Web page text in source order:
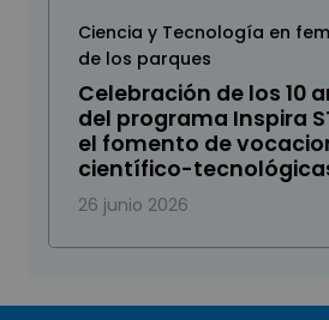
Ciencia y Tecnología en
de los parques
Celebración de los 10
del programa Inspira
el fomento de
científico-
26 junio 2026